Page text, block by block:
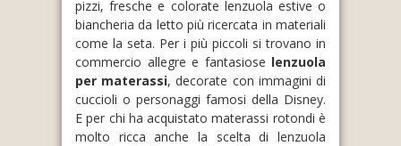
pizzi, fresche e colorate lenzuola estive o
biancheria da letto più ricercata in materiali
come la seta. Per i più piccoli si trovano in
commercio allegre e fantasiose lenzuola
per materassi, decorate con immagini di
cuccioli o personaggi famosi della Disney.
E per chi ha acquistato materassi rotondi è
molto ricca anche la scelta di lenzuola